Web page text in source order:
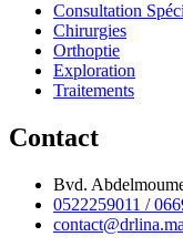
Consultation
Chirurgies
Orthoptie
Exploration
Traitements
Contact
Bvd.
0522259011 /
contact@drlina.ma